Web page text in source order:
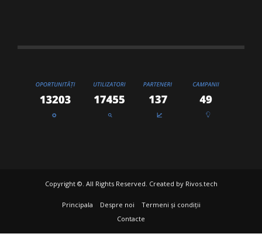
Copyright ©. All Rights Reserved. Created by Rivos.tech
Principala Despre noi
Termeni și condiții
Contacte